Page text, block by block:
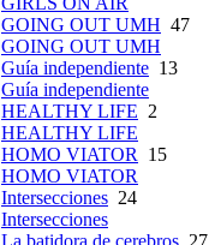
GOING OUT UMH 47
GOING OUT UMH
Guía independiente 13
Guía independiente
HEALTHY LIFE 2
HEALTHY LIFE
HOMO VIATOR
15
HOMO VIATOR
Intersecciones 24
Intersecciones